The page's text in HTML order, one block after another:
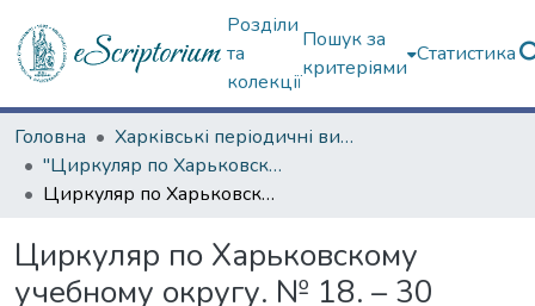
Розділи
та
колекції
Пошук за
критеріями
Статистика
Головна
Харківські періодичні видання
"Циркуляр по Харьковскому учебному округу" (1861—1916 гг.)
Циркуляр по Харьковскому учебному округу. № 18. – 30 сентября 1861 года
Циркуляр по Харьковскому
учебному округу. № 18. – 30